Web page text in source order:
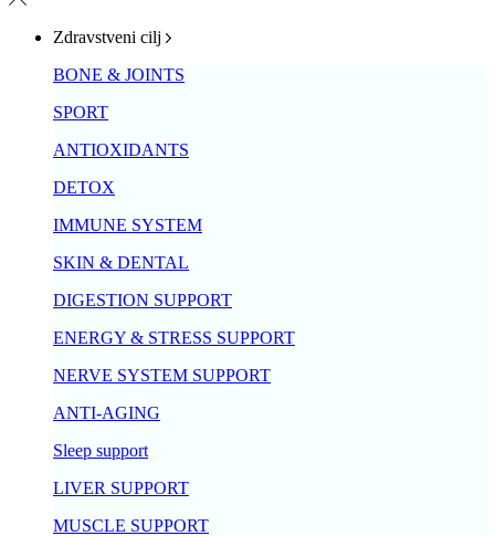
Zdravstveni cilj
BONE & JOINTS
SPORT
ANTIOXIDANTS
DETOX
IMMUNE SYSTEM
SKIN & DENTAL
DIGESTION SUPPORT
ENERGY & STRESS SUPPORT
NERVE SYSTEM SUPPORT
ANTI-AGING
Sleep support
LIVER SUPPORT
MUSCLE SUPPORT